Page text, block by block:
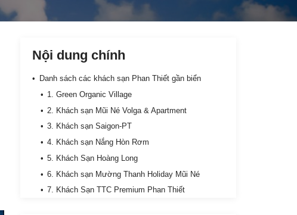
Nội dung chính
Danh sách các khách sạn Phan Thiết gần biển
1. Green Organic Village
2. Khách sạn Mũi Né Volga & Apartment
3. Khách sạn Saigon-PT
4. Khách sạn Nắng Hòn Rơm
5. Khách Sạn Hoàng Long
6. Khách sạn Mường Thanh Holiday Mũi Né
7. Khách Sạn TTC Premium Phan Thiết